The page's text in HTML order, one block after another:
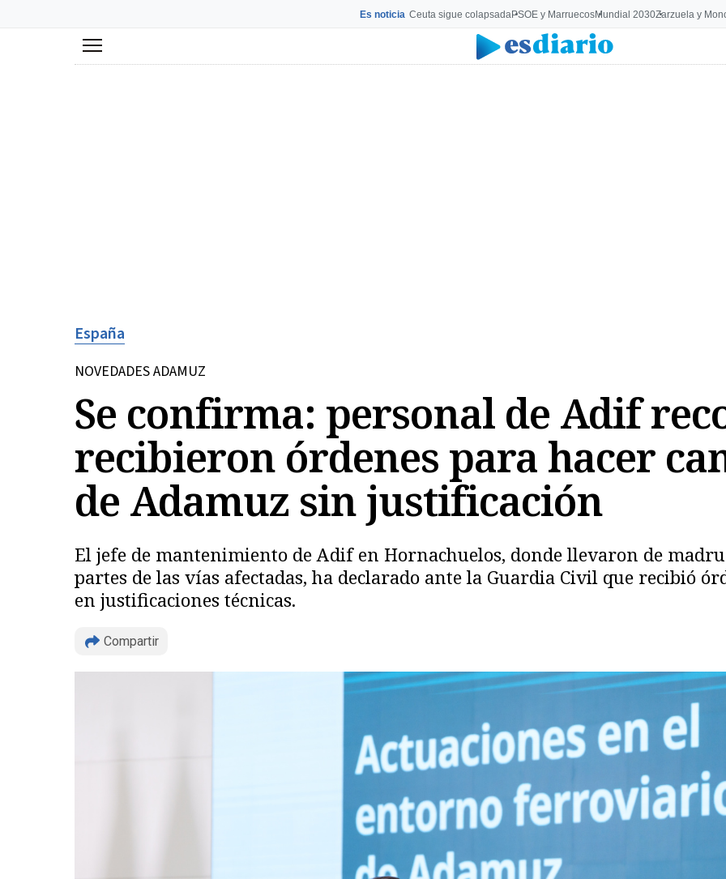
Es noticia Ceuta sigue colapsadaPSOE y MarruecosMundial 2030Zarzuela y
Menú
España
NOVEDADES ADAMUZ
Se confirma: personal de Adif
recibieron órdenes para hacer
de Adamuz sin justificación
El jefe de mantenimiento de Adif en Hornachuelos, donde llevaron de
partes de las vías afectadas, ha declarado ante la Guardia Civil que recibió
en justificaciones técnicas.
Compartir